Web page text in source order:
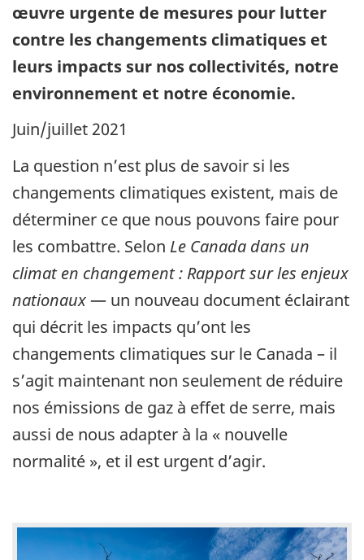
œuvre urgente de mesures pour lutter
contre les changements climatiques et
leurs impacts sur nos collectivités, notre
environnement et notre économie.
Juin/juillet 2021
La question n’est plus de savoir si les
changements climatiques existent, mais de
déterminer ce que nous pouvons faire pour
les combattre. Selon Le Canada dans un
climat en changement : Rapport sur les enjeux
nationaux— un nouveau document éclairant
qui décrit les impacts qu’ont les
changements climatiques sur le Canada – il
s’agit maintenant non seulement de réduire
nos émissions de gaz à effet de serre, mais
aussi de nous adapter à la « nouvelle
normalité », et il est urgent d’agir.